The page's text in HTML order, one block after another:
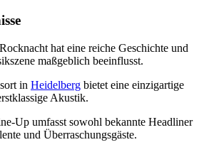
hat eine reiche Geschichte und
maßgeblich beeinflusst.
in Heidelberg bietet eine einzigartige
Akustik.
Up umfasst sowohl bekannte Headliner
und Überraschungsgäste.